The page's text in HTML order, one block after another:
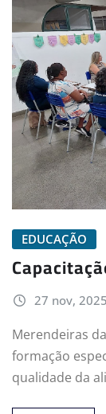
EDUCAÇÃO
27 nov, 2025
Merendeiras
formação
qualidade da